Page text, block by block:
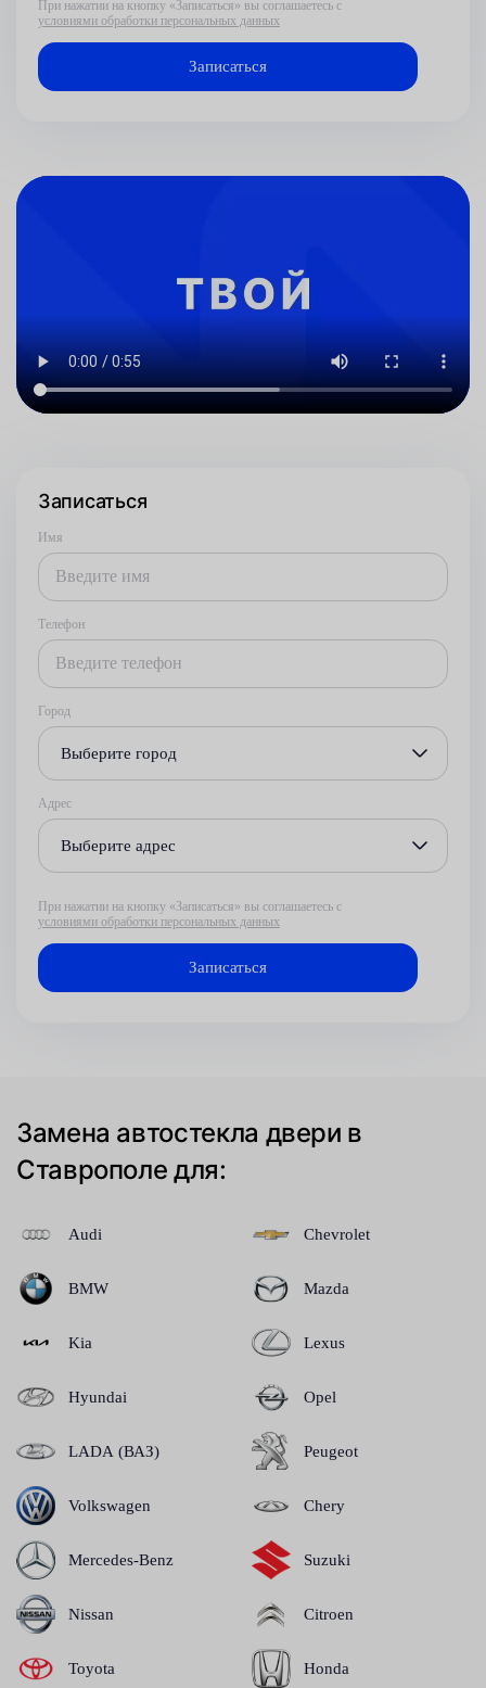
При нажатии на кнопку «Записаться» вы соглашаетесь с
условиями обработки персональных данных
Записаться
Имя
Телефон
Город
Выберите город
Адрес
Выберите адрес
При нажатии на кнопку «Записаться» вы соглашаетесь с
условиями обработки персональных данных
Замена автостекла двери в
Ставрополе для:
Audi
BMW
Kia
Hyundai
LADA (ВАЗ)
Volkswagen
Mercedes-Benz
Nissan
Toyota
Chevrolet
Mazda
Lexus
Opel
Peugeot
Chery
Suzuki
Citroen
Honda